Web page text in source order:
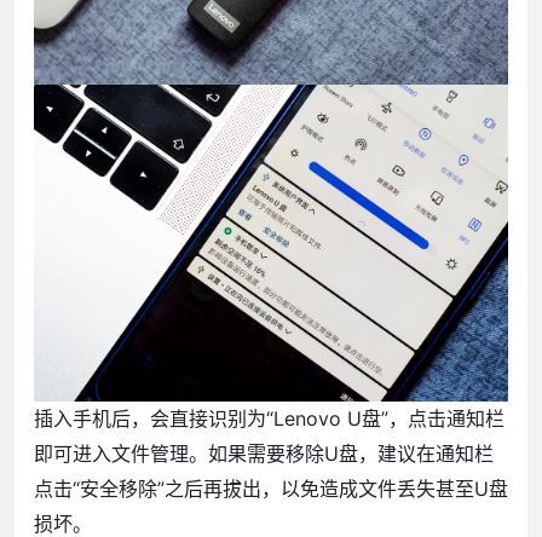
插入手机后，会直接识别为“Lenovo U盘”，点击通知栏
即可进入文件管理。如果需要移除U盘，建议在通知栏
点击“安全移除”之后再拔出，以免造成文件丢失甚至U盘
损坏。